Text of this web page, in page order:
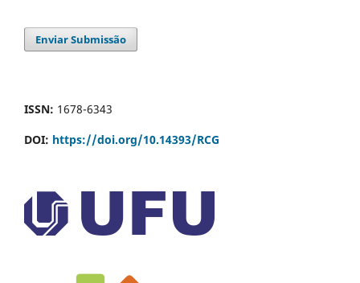
Enviar Submissão
ISSN: 1678-6343
DOI: https://doi.org/10.14393/RCG